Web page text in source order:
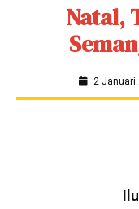
Natal,
2 Januari